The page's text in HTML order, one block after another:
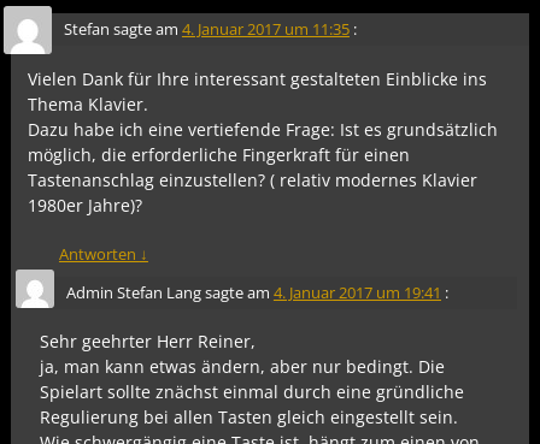
Stefan sagte am 4. Januar 2017 um 11:35 :
Vielen Dank für Ihre interessant gestalteten Einblicke ins
Thema Klavier.
Dazu habe ich eine vertiefende Frage: Ist es grundsätzlich
möglich, die erforderliche Fingerkraft für einen
Tastenanschlag einzustellen? ( relativ modernes Klavier
1980er Jahre)?
Antworten ↓
Admin Stefan Langsagte am 4. Januar 2017 um 19:41 :
Sehr geehrter Herr Reiner,
ja, man kann etwas ändern, aber nur bedingt. Die
Spielart sollte znächst einmal durch eine gründliche
Regulierung bei allen Tasten gleich eingestellt sein.